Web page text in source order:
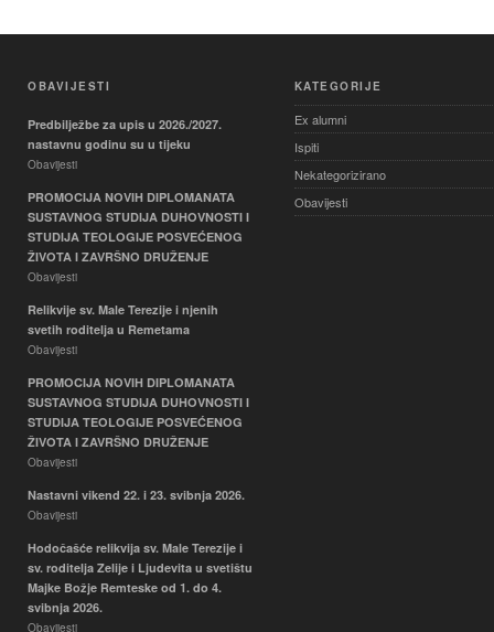
OBAVIJESTI
Predbilježbe za upis u 2026./2027.
nastavnu godinu su u tijeku
Obavijesti
PROMOCIJA NOVIH DIPLOMANATA
SUSTAVNOG STUDIJA DUHOVNOSTI I
STUDIJA TEOLOGIJE POSVEĆENOG
ŽIVOTA I ZAVRŠNO DRUŽENJE
Obavijesti
Relikvije sv. Male Terezije i njenih
svetih roditelja u Remetama
Obavijesti
PROMOCIJA NOVIH DIPLOMANATA
SUSTAVNOG STUDIJA DUHOVNOSTI I
STUDIJA TEOLOGIJE POSVEĆENOG
ŽIVOTA I ZAVRŠNO DRUŽENJE
Obavijesti
Nastavni vikend 22. i 23. svibnja 2026.
Obavijesti
Hodočašće relikvija sv. Male Terezije i
sv. roditelja Zelije i Ljudevita u svetištu
Majke Božje Remteske od 1. do 4.
svibnja 2026.
Obavijesti
KATEGORIJE
Ex alumni
Ispiti
Nekategorizirano
Obavijesti